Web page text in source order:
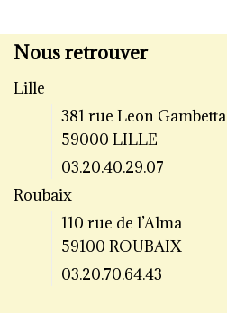
Nous retrouver
Lille
381 rue Leon Gambetta
59000 LILLE
03.20.40.29.07
Roubaix
110 rue de l’Alma
59100 ROUBAIX
03.20.70.64.43